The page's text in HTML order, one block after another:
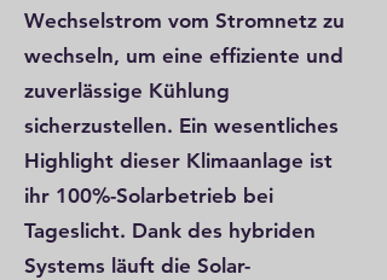
Wechselstrom vom Stromnetz zu
wechseln, um eine effiziente und
zuverlässige Kühlung
sicherzustellen. Ein wesentliches
Highlight dieser Klimaanlage ist
ihr 100%-Solarbetrieb bei
Tageslicht. Dank des hybriden
Systems läuft die Solar-